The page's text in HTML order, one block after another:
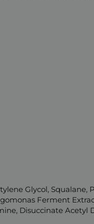
Glycol, Squalane,
Ferment
Disuccinate Acetyl